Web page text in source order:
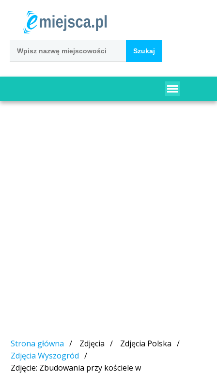
Strona główna Zdjęcia
Zdjęcia Polska
Zdjęcia Wyszogród
Zdjęcie: Zbudowania przy kościele w